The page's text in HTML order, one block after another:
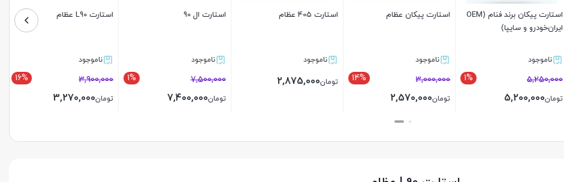
استارت پیکان برند فنام (OEM
ایران‌خودرو و سایپا)
ناموجود
1% 5,250,000
تومان5,200,000
استارت پیکان عظام
ناموجود
14% 3,000,000
تومان2,570,000
استارت 405 عظام
ناموجود
تومان2,875,000
استارت ال 90
ناموجود
1% 7,500,000
تومان7,400,000
استارت L90 عظام
ناموجود
16% 3,900,000
تومان3,270,000